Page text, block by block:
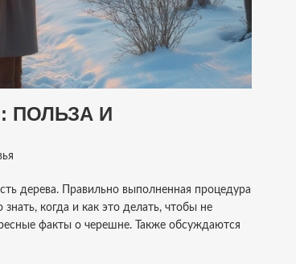
ПОЛЬЗА И
дерева. Правильно выполненная процедура
когда и как это делать, чтобы не
факты о черешне. Также обсуждаются